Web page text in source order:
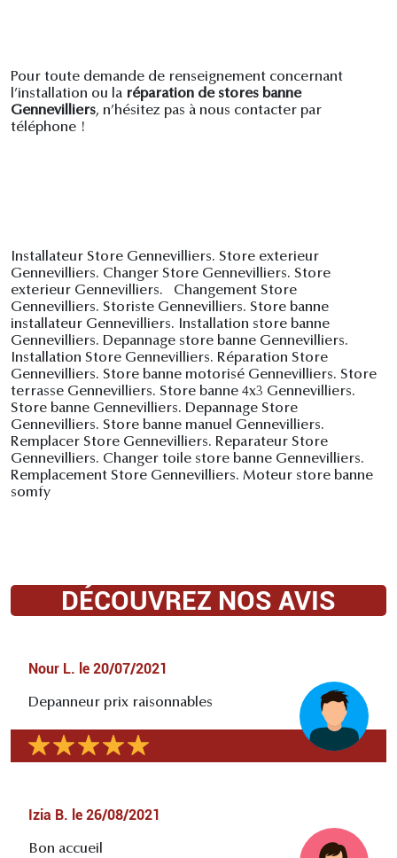
Pour toute demande de renseignement concernant
l’installation ou la réparation de stores banne
Gennevilliers, n’hésitez pas à nous contacter par
téléphone !
Installateur Store Gennevilliers. Store exterieur
Gennevilliers. Changer Store Gennevilliers. Store
exterieur Gennevilliers. Changement Store
Gennevilliers. Storiste Gennevilliers. Store banne
installateur Gennevilliers. Installation store banne
Gennevilliers. Depannage store banne Gennevilliers.
Installation Store Gennevilliers. Réparation Store
Gennevilliers. Store banne motorisé Gennevilliers. Store
terrasse Gennevilliers. Store banne 4x3 Gennevilliers.
Store banne Gennevilliers. Depannage Store
Gennevilliers. Store banne manuel Gennevilliers.
Remplacer Store Gennevilliers. Reparateur Store
Gennevilliers. Changer toile store banne Gennevilliers.
Remplacement Store Gennevilliers. Moteur store banne
somfy
DÉCOUVREZ NOS AVIS
Nour L. le 20/07/2021
Depanneur prix raisonnables
Izia B. le 26/08/2021
Bon accueil